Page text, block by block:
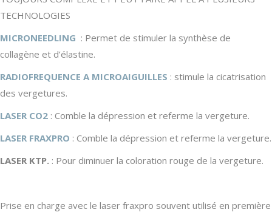
TECHNOLOGIES
MICRONEEDLING : Permet de stimuler la synthèse de
collagène et d’élastine.
RADIOFREQUENCE A MICROAIGUILLES : stimule la cicatrisation
des vergetures.
LASER CO2 : Comble la dépression et referme la vergeture.
LASER FRAXPRO : Comble la dépression et referme la vergeture.
LASER KTP. : Pour diminuer la coloration rouge de la vergeture.
Prise en charge avec le laser fraxpro souvent utilisé en première